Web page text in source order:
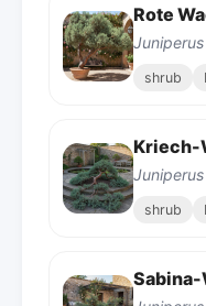
Rote
shrub
Kriech-
shrub